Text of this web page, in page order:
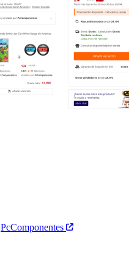
PcComponentes